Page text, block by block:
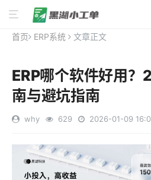
首页 ERP系统 文章正文
ERP哪个软件好用
南与避坑指南
why 629 2026-01-09